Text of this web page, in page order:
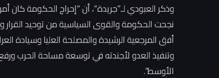
وذكر العبودي لـ”جريدة“، أن “إحراج الحكومة كان
نجحت الحكومة والقوى السياسية من توحيد
أفق المرجعية الرشيدة والمصلحة العليا وسيادة
وتنفيذ العدو لأجندته في توسعة مساحة الحرب
الأوسط”.